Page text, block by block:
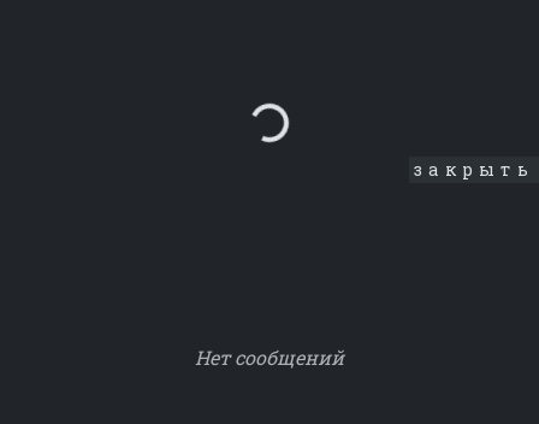
Loading...
закрыть
Нет сообщений